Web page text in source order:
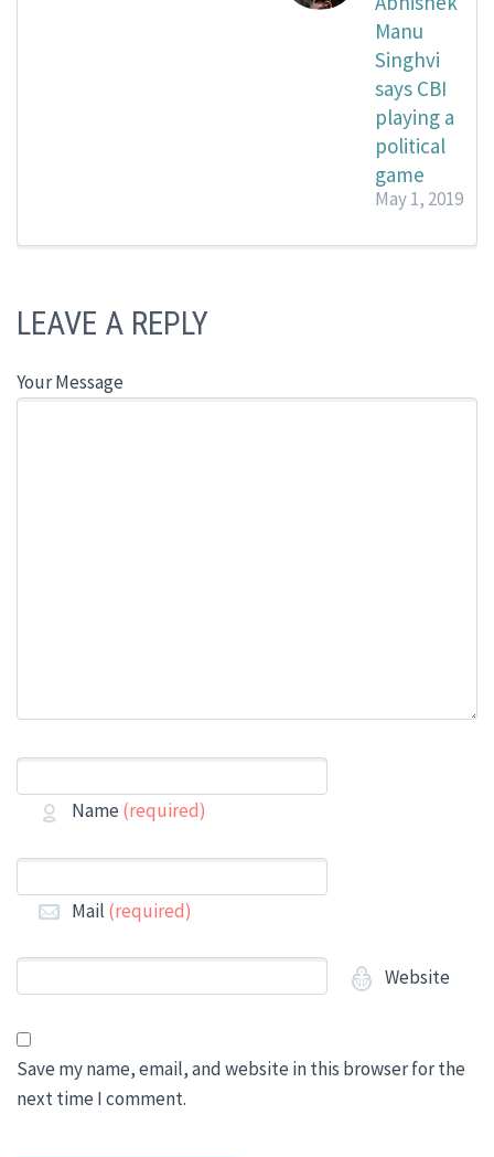
Manu
Singhvi
says CBI
playing a
political
game
May 1, 2019
LEAVE A REPLY
Your Message
Name (required)
Mail (required)
Website
Save my name, email, and website in this browser for the
next time I comment.